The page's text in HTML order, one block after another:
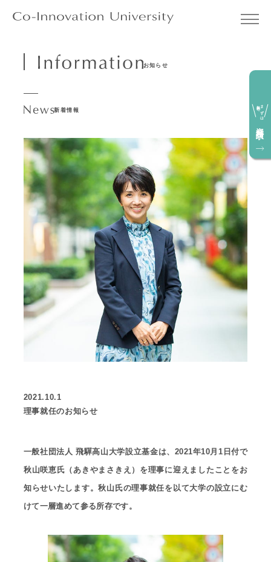
お知らせ
新着情報
2021.10.1
理事就任のお知らせ
一般社団法人 飛驒高山大学設立基金は、2021年10月1日付で
秋山咲恵氏（あきやまさきえ）を理事に迎えましたことをお
知らせいたします。秋山氏の理事就任を以て大学の設立にむ
けて一層進めて参る所存です。
まずは
無料で